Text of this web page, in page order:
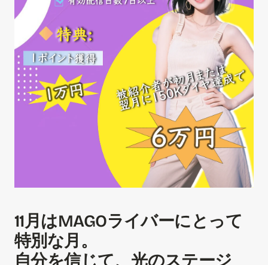
11月はMAGOライバーにとって
特別な月。